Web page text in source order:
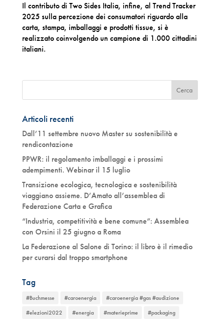
Il contributo di Two Sides Italia, infine, al Trend Tracker
2025 sulla percezione dei consumatori riguardo alla
carta, stampa, imballaggi e prodotti tissue, si è
realizzato coinvolgendo un campione di 1.000 cittadini
italiani.
Articoli recenti
Dall’11 settembre nuovo Master su sostenibilità e
rendicontazione
PPWR: il regolamento imballaggi e i prossimi
adempimenti. Webinar il 15 luglio
Transizione ecologica, tecnologica e sostenibilità
viaggiano assieme. D’Amato all’assemblea di
Federazione Carta e Grafica
“Industria, competitività e bene comune”: Assemblea
con Orsini il 25 giugno a Roma
La Federazione al Salone di Torino: il libro è il rimedio
per curarsi dal troppo smartphone
Tag
#Buchmesse #caroenergia
#caroenergia #gas #audizione
#elezioni2022
#energia #materieprime
#packaging